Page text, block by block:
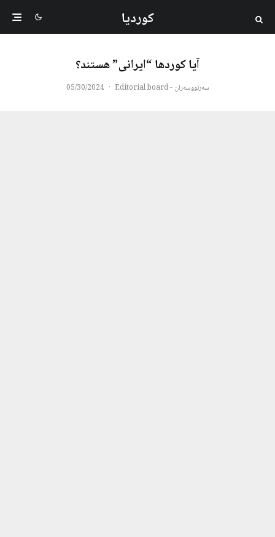
کوردیا
آیا کوردها “ایرانی” هستند؟
سەرنووسەران - Editorial board ·
05/30/2024